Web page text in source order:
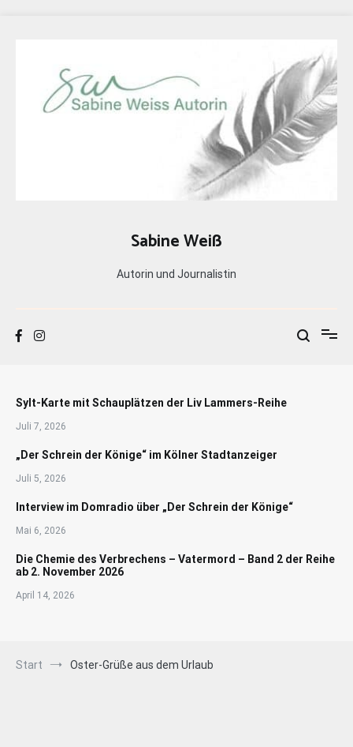
Sabine Weiß
Autorin und Journalistin
Sylt-Karte mit Schauplätzen der Liv Lammers-Reihe
Juli 7, 2026
„Der Schrein der Könige“ im Kölner Stadtanzeiger
Juli 5, 2026
Interview im Domradio über „Der Schrein der Könige“
Mai 6, 2026
Die Chemie des Verbrechens – Vatermord – Band 2 der Reihe
ab 2. November 2026
April 14, 2026
Start Oster-Grüße aus dem Urlaub